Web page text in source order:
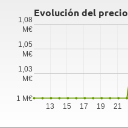
Evolución del precio
13 15 17 19 21
1 M€
1,03
M€
1,05
M€
1,08
M€